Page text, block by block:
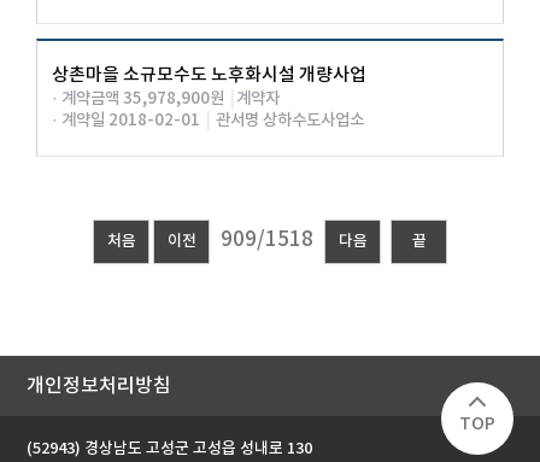
상촌마을 소규모수도 노후화시설 개량사업
· 계약금액 35,978,900원
계약자
· 계약일 2018-02-01
관서명 상하수도사업소
처음 이전 다음 끝
개인정보처리방침
TOP
(52943) 경상남도 고성군 고성읍 성내로 130